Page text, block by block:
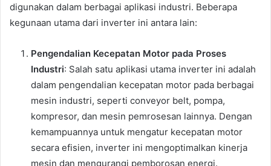
digunakan dalam berbagai aplikasi industri. Beberapa
kegunaan utama dari inverter ini antara lain:
Pengendalian Kecepatan Motor pada Proses
Industri: Salah satu aplikasi utama inverter ini adalah
dalam pengendalian kecepatan motor pada berbagai
mesin industri, seperti conveyor belt, pompa,
kompresor, dan mesin pemrosesan lainnya. Dengan
kemampuannya untuk mengatur kecepatan motor
secara efisien, inverter ini mengoptimalkan kinerja
mesin dan mengurangi pemborosan energi.